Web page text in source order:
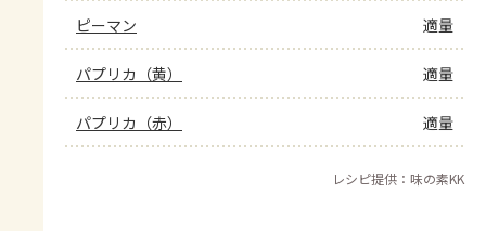
ピーマン 適量
パプリカ（黄） 適量
パプリカ（赤） 適量
レシピ提供：味の素KK